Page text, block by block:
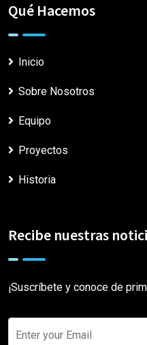
Qué Hacemos
Inicio
Sobre Nosotros
Equipo
Proyectos
Historia
Recibe nuestras
¡Suscríbete y conoce de